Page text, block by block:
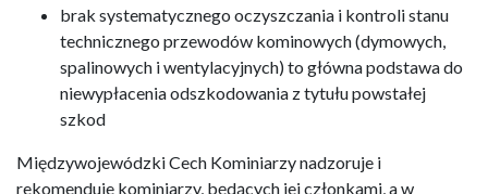
brak systematycznego oczyszczania i kontroli stanu
technicznego przewodów kominowych (dymowych,
spalinowych i wentylacyjnych) to główna podstawa do
niewypłacenia odszkodowania z tytułu powstałej
szkod
Międzywojewódzki Cech Kominiarzy nadzoruje i
rekomenduje kominiarzy, będących jej członkami, a w